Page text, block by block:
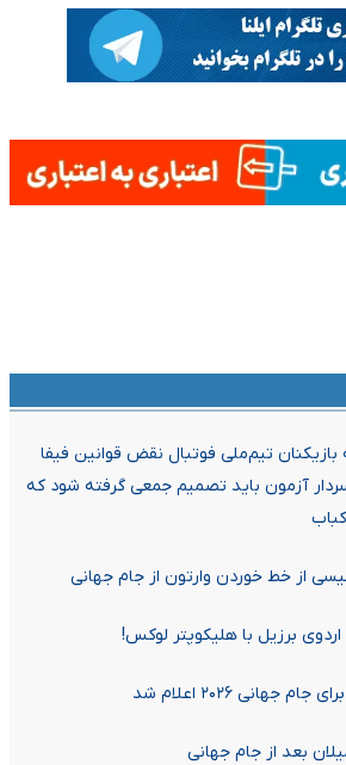
بازیکنان تیم‌ملی فوتبال نقض قوانین فیفا
آزمون باید تصمیم جمعی گرفته شود که
از خط خوردن وارتون از جام جهانی
اردوی برزیل با هلیکوپتر لوکس!
۲۰۲۶ اعلام شد
بعد از جام جهانی